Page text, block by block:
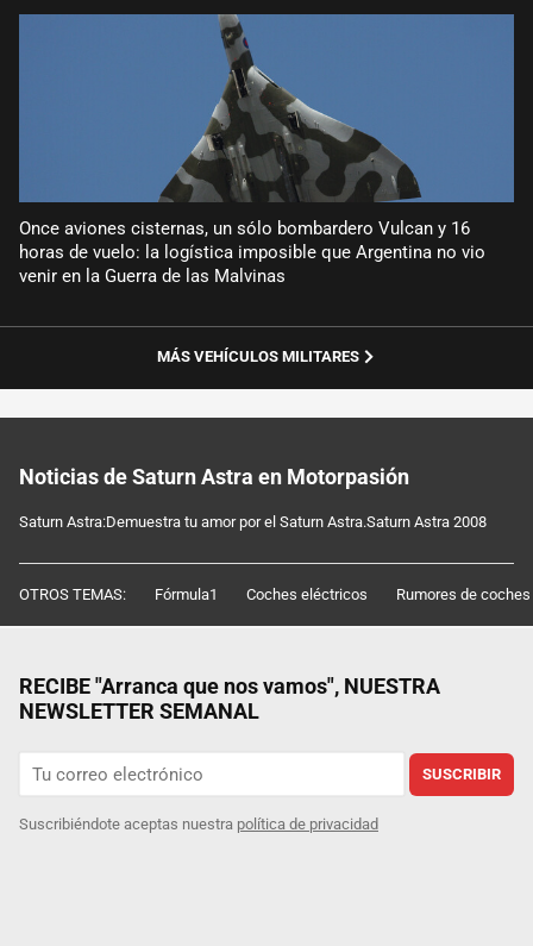
Once aviones cisternas, un sólo bombardero Vulcan y 16
horas de vuelo: la logística imposible que Argentina no vio
venir en la Guerra de las Malvinas
MÁS VEHÍCULOS MILITARES
Noticias de Saturn Astra en Motorpasión
Saturn Astra:Demuestra tu amor por el Saturn Astra.Saturn Astra 2008
OTROS TEMAS: Fórmula1 Coches eléctricos Rumores de coches
RECIBE "Arranca que nos vamos", NUESTRA
NEWSLETTER SEMANAL
SUSCRIBIR
Suscribiéndote aceptas nuestra política de privacidad